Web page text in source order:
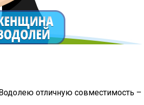
отличную совместимость –